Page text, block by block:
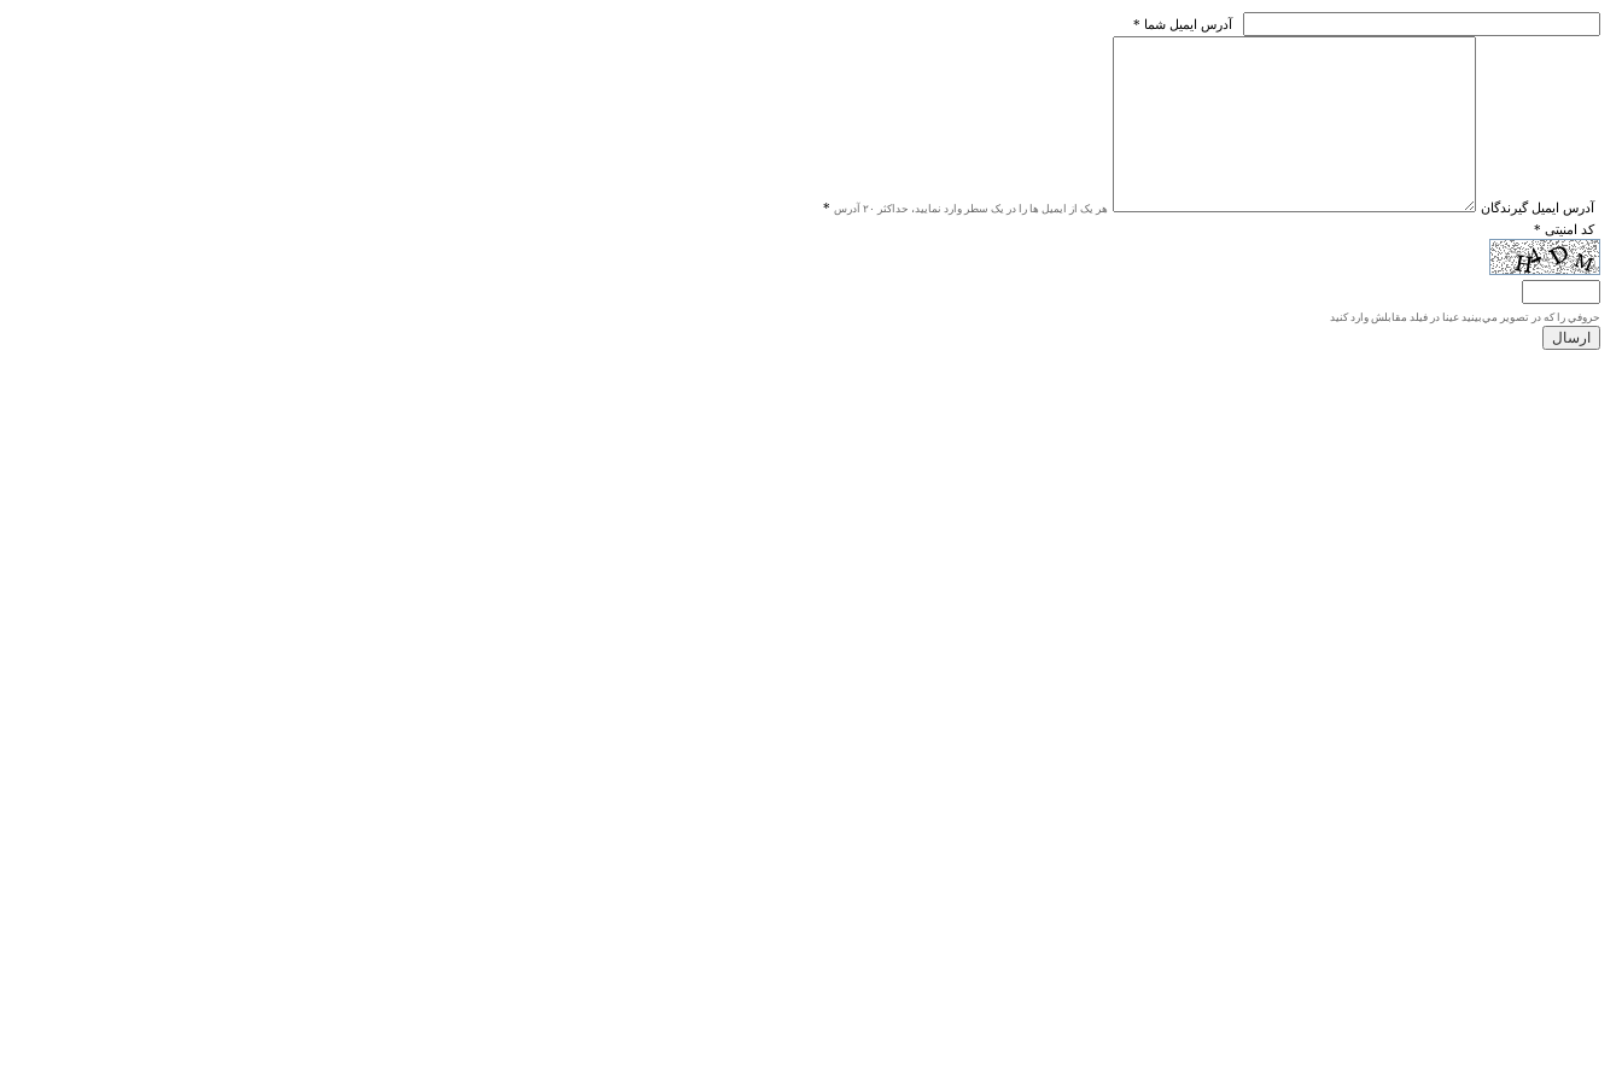
* آدرس ايميل شما
* آدرس ايميل گيرندگان هر یک از ایمیل ها را در یک سطر وارد نمایید، حداکثر ۲۰ آدرس
* کد امنیتی
حروفي را كه در تصوير مي‌بينيد عينا در فيلد مقابلش وارد كنيد